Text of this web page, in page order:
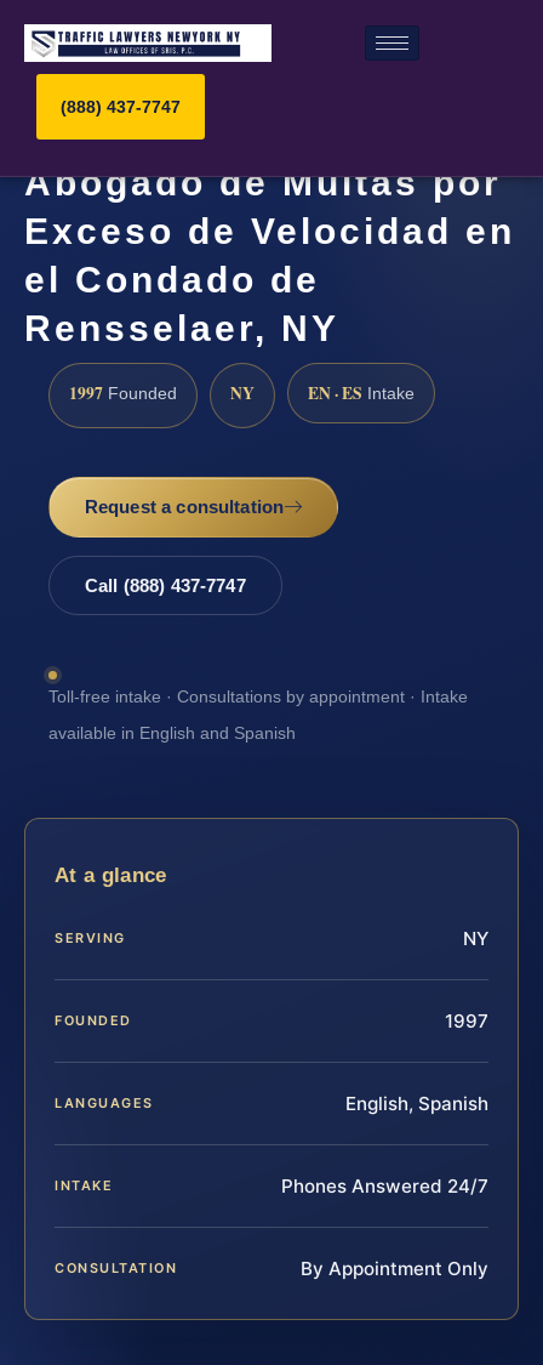
(888) 437-7747
Abogado de Multas por
Exceso de Velocidad en
el Condado de
Rensselaer, NY
1997 Founded NY EN · ES Intake
Request a consultation
Call (888) 437-7747
Toll-free intake · Consultations by appointment · Intake
available in English and Spanish
At a glance
SERVING NY
FOUNDED 1997
LANGUAGES English, Spanish
INTAKE Phones Answered 24/7
CONSULTATION By Appointment Only